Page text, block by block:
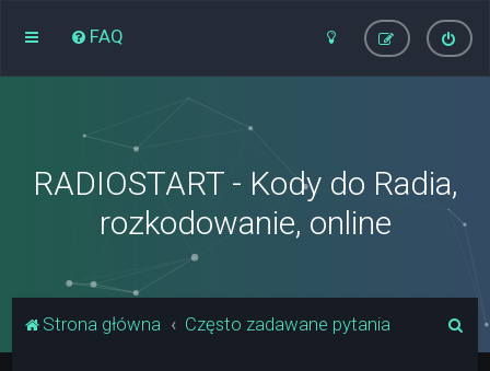
FAQ
RADIOSTART - Kody do Radia,
rozkodowanie, online
Strona główna Często zadawane pytania